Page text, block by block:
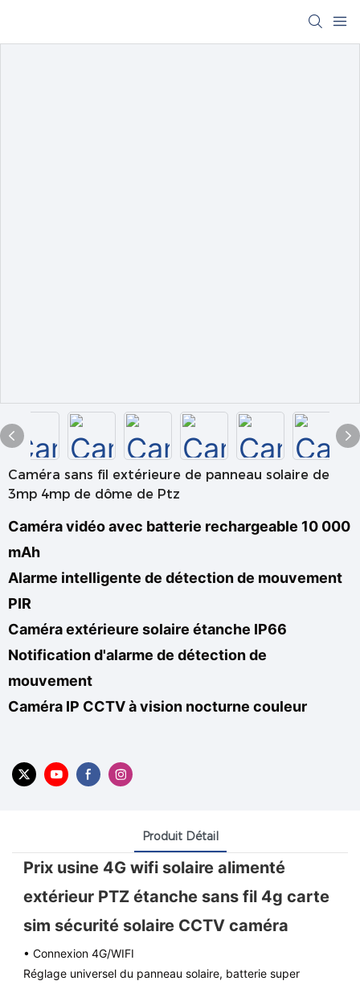
Caméra sans fil extérieure de panneau solaire de
3mp 4mp de dôme de Ptz
Caméra vidéo avec batterie rechargeable 10 000
mAh
Alarme intelligente de détection de mouvement
PIR
Caméra extérieure solaire étanche IP66
Notification d'alarme de détection de
mouvement
Caméra IP CCTV à vision nocturne couleur
Produit Détail
Prix ​​usine 4G wifi solaire alimenté
extérieur PTZ étanche sans fil 4g carte
sim sécurité solaire CCTV caméra
• Connexion 4G/WIFI
Réglage universel du panneau solaire, batterie super